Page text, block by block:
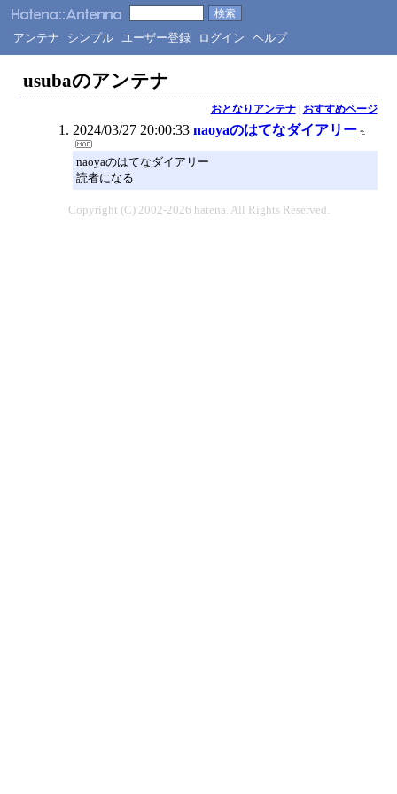
アンテナ シンプル ユーザー登録 ログイン ヘルプ
usubaのアンテナ
おとなりアンテナ| おすすめページ
2024/03/27 20:00:33 naoyaのはてなダイアリー
naoyaのはてなダイアリー
読者になる
Copyright (C) 2002-2026 hatena. All Rights Reserved.